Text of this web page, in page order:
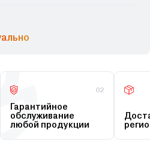
02
Гарантийное
обслуживание
любой продукции